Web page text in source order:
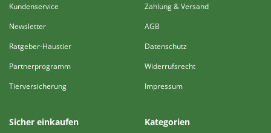
Kundenservice
Newsletter
Ratgeber-Haustier
Partnerprogramm
Tierversicherung
Zahlung & Versand
AGB
Datenschutz
Widerrufsrecht
Impressum
Sicher einkaufen Kategorien